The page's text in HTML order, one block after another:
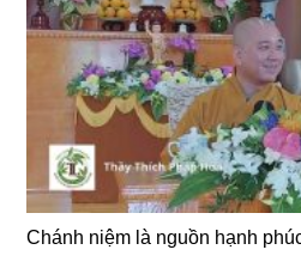
Chánh niệm là nguồn hạnh